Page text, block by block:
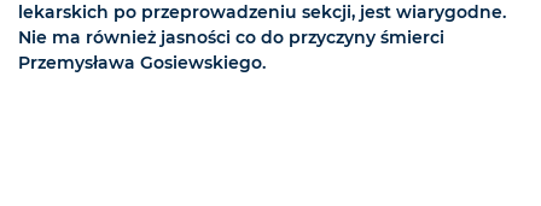
lekarskich po przeprowadzeniu sekcji, jest wiarygodne.
Nie ma również jasności co do przyczyny śmierci
Przemysława Gosiewskiego.